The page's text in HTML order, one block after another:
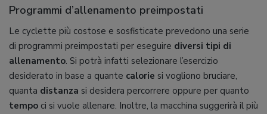
Programmi d’allenamento preimpostati
Le cyclette più costose e sosfisticate prevedono una serie
di programmi preimpostati per eseguire diversi tipi di
allenamento. Si potrà infatti selezionare l’esercizio
desiderato in base a quante calorie si vogliono bruciare,
quanta distanza si desidera percorrere oppure per quanto
tempo ci si vuole allenare. Inoltre, la macchina suggerirà il più